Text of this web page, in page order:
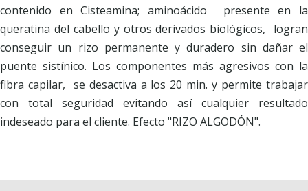
contenido en Cisteamina; aminoácido presente en la
queratina del cabello y otros derivados biológicos, logran
conseguir un rizo permanente y duradero sin dañar el
puente sistínico. Los componentes más agresivos con la
fibra capilar, se desactiva a los 20 min. y permite trabajar
con total seguridad evitando así cualquier resultado
indeseado para el cliente. Efecto "RIZO ALGODÓN".